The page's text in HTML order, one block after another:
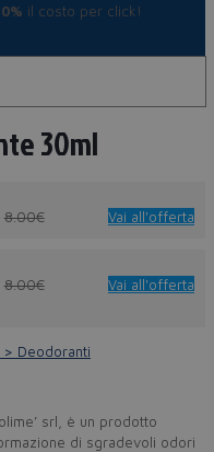
il costo per click!
30ml
8.00€ Vai all'offerta
8.00€ Vai all'offerta
> Deodoranti
srl, è un prodotto
di sgradevoli odori